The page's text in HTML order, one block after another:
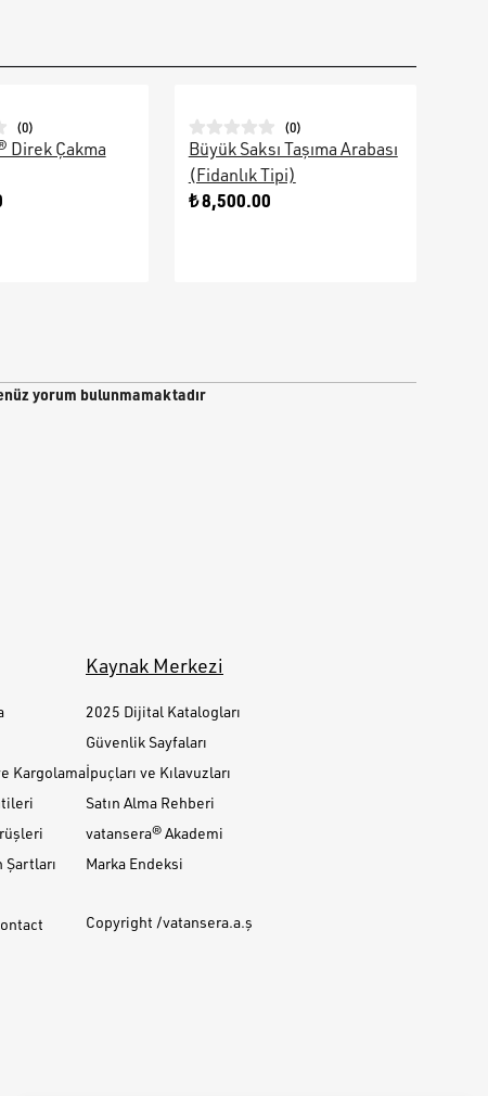
(0)
Direk Çakma
(0)
Büyük Saksı Taşıma Arabası
(Fidanlık Tipi)
₺ 8,500.00
yorum bulunmamaktadır
Kargolama
Şartları
Kaynak Merkezi
2025 Dijital Katalogları
Güvenlik Sayfaları
İpuçları ve Kılavuzları
Satın Alma Rehberi
vatansera® Akademi
Marka Endeksi
Copyright /vatansera.a.ş